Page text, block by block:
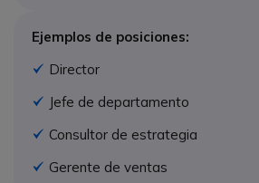
Ejemplos de posiciones:
Icono
Director
Icono
Jefe de departamento
Icono
Consultor de estrategia
Icono
Gerente de ventas